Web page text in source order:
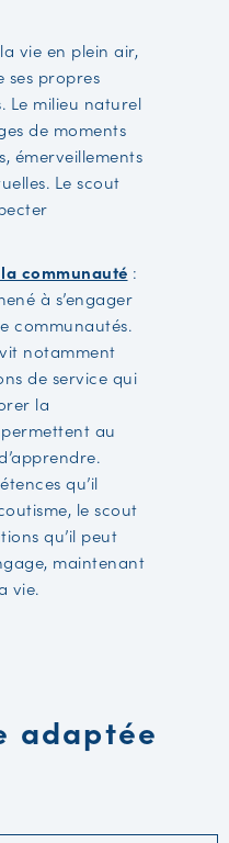
vie en plein air,
ses propres
Le milieu naturel
de moments
émerveillements
Le scout
la communauté :
à s’engager
communautés.
notamment
de service qui
la
au
qu’il
le scout
qu’il peut
maintenant
vie.
adaptée